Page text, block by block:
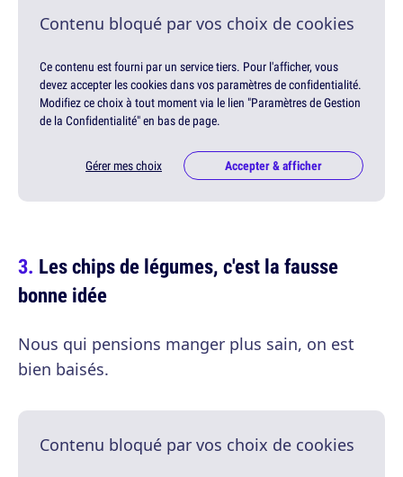
Contenu bloqué par vos choix de cookies
Ce contenu est fourni par un service tiers. Pour l'afficher, vous
devez accepter les cookies dans vos paramètres de confidentialité.
Modifiez ce choix à tout moment via le lien "Paramètres de Gestion
de la Confidentialité" en bas de page.
Gérer mes choix Accepter & afficher
Les chips de légumes, c'est la fausse
bonne idée
Nous qui pensions manger plus sain, on est
bien baisés.
Contenu bloqué par vos choix de cookies